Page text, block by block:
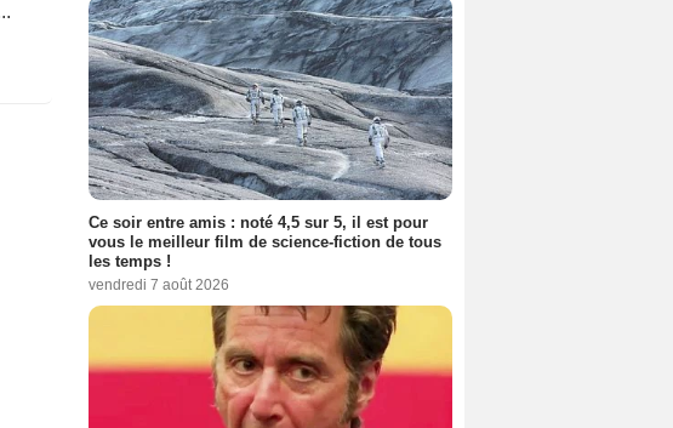
Ce soir entre amis : noté 4,5 sur 5, il est pour
vous le meilleur film de science-fiction de tous
les temps !
vendredi 7 août 2026